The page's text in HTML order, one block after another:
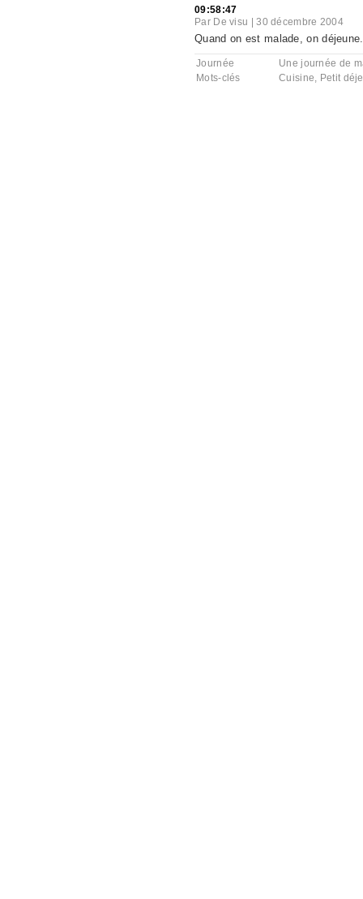
09:58:47
Par De visu |30 décembre 2004
Quand on est malade, on déjeune.
Journée
Une journée de
Mots-clés
Cuisine, Petit